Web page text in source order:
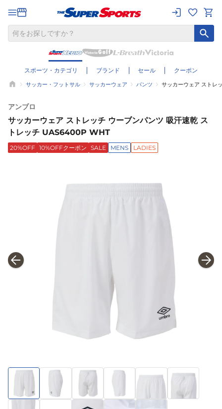
スポーツ・カテゴリ ブランド セール クーポン
サッカー・フットサル サッカーウェア パンツ サッカーウェア ストレ
アンブロ
サッカーウェア ストレッチ ウーブンパンツ 吸汗速乾 ス
トレッチ UAS6400P WHT
20%OFF 10%OFFクーポン SALE MENS LADIES